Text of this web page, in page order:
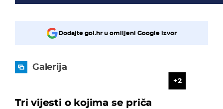
Dodajte gol.hr u omiljeni Google izvor
Galerija
2
Tri vijesti o kojima se priča